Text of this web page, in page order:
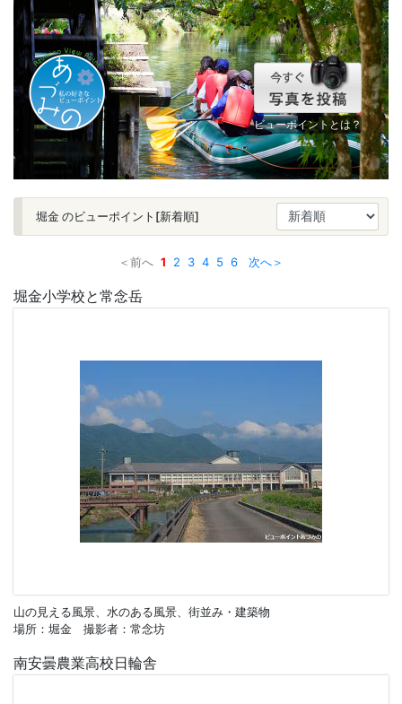
ビューポイントとは？
堀金 のビューポイント[新着順]
＜前へ 1 2 3 4 5 6 次へ＞
堀金小学校と常念岳
山の見える風景、水のある風景、街並み・建築物
場所：堀金 撮影者：常念坊
南安曇農業高校日輪舎